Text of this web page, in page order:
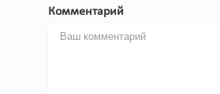
Комментарий